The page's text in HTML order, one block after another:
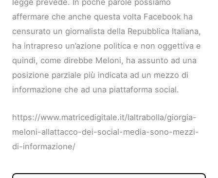
legge prevede. In poche parole possiamo
affermare che anche questa volta Facebook ha
censurato un giornalista della Repubblica Italiana,
ha intrapreso un’azione politica e non oggettiva e
quindi, come direbbe Meloni, ha assunto ad una
posizione parziale più indicata ad un mezzo di
informazione che ad una piattaforma social.
https://www.matricedigitale.it/laltrabolla/giorgia-
meloni-allattacco-dei-social-media-sono-mezzi-
di-informazione/